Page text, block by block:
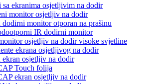
sa ekranima osjetljivim na dodir
monitor osjetljiv na dodir
dodirni monitor otporan na prašinu
IR dodirni monitor
osjetljiv na dodir visoke svjetline
ekrana osjetljivog na dodir
ekran osjetljiv na dodir
Touch folija
ekran osjetljiv na dodir